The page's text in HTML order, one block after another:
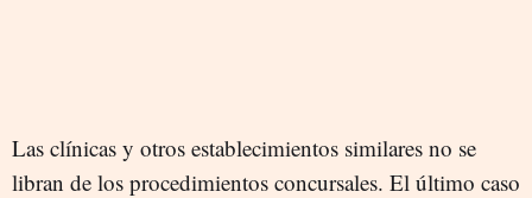
Las clínicas y otros establecimientos similares no se
libran de los procedimientos concursales. El último caso